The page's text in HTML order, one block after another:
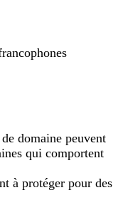
domaine peuvent
qui comportent
à protéger pour des